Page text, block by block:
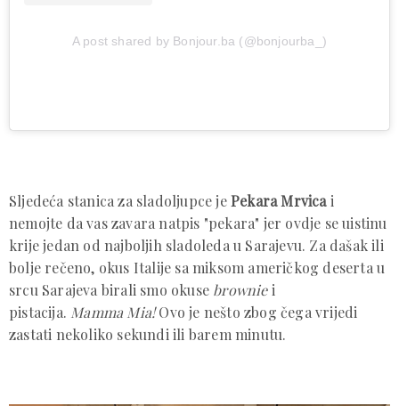
A post shared by Bonjour.ba (@bonjourba_)
Sljedeća stanica za sladoljupce jePekara Mrvicai
nemojte da vas zavara natpis "pekara" jer ovdje se uistinu
krije jedan od najboljih sladoleda u Sarajevu. Za dašak ili
bolje rečeno, okus Italije sa miksom američkog deserta u
srcu Sarajeva birali smo okuse browniei
pistacija. Mamma Mia!Ovo je nešto zbog čega vrijedi
zastati nekoliko sekundi ili barem minutu.